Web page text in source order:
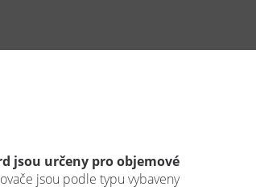
jsou určeny pro objemové
jsou podle typu vybaveny